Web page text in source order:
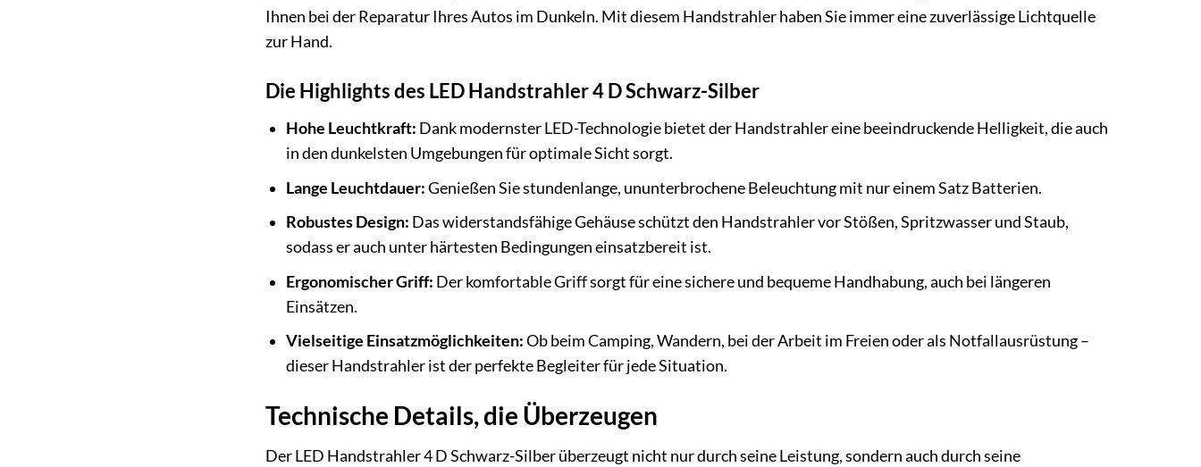
Ihnen bei der Reparatur Ihres Autos im Dunkeln. Mit diesem Handstrahler haben Sie immer eine zuverlässige Lichtquelle
zur Hand.
Die Highlights des LED Handstrahler 4 D Schwarz-Silber
Hohe Leuchtkraft: Dank modernster LED-Technologie bietet der Handstrahler eine beeindruckende Helligkeit, die auch
in den dunkelsten Umgebungen für optimale Sicht sorgt.
Lange Leuchtdauer:Genießen Sie stundenlange, ununterbrochene Beleuchtung mit nur einem Satz Batterien.
Robustes Design: Das widerstandsfähige Gehäuse schützt den Handstrahler vor Stößen, Spritzwasser und Staub,
sodass er auch unter härtesten Bedingungen einsatzbereit ist.
Ergonomischer Griff: Der komfortable Griff sorgt für eine sichere und bequeme Handhabung, auch bei längeren
Einsätzen.
Vielseitige Einsatzmöglichkeiten:Ob beim Camping, Wandern, bei der Arbeit im Freien oder als Notfallausrüstung –
dieser Handstrahler ist der perfekte Begleiter für jede Situation.
Technische Details, die Überzeugen
Der LED Handstrahler 4 D Schwarz-Silber überzeugt nicht nur durch seine Leistung, sondern auch durch seine